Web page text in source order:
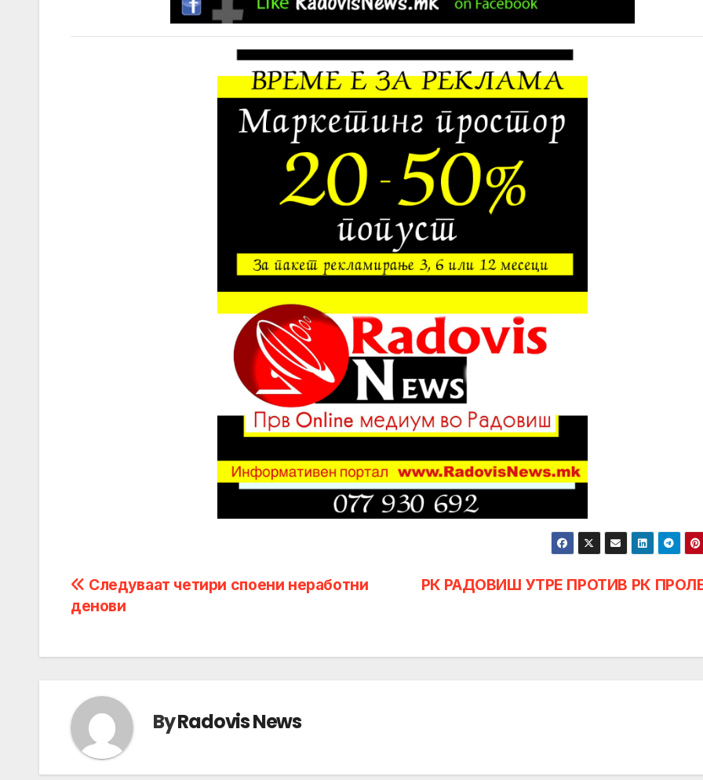
Post
navigation
РК РАДОВИШ УТРЕ ПРОТИВ РК
Следуваат четири споени неработни
денови
ByRadovis News